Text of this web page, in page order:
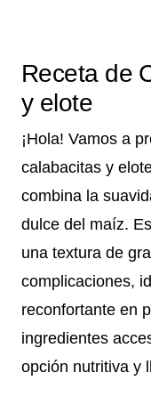
Receta de
y elote
¡Hola! Vamos a
calabacitas y
combina la
dulce del maíz.
una textura de
complicaciones,
reconfortante en
ingredientes
opción nutritiva y